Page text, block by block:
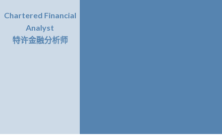
Chartered Financial
Analyst
特许金融分析师